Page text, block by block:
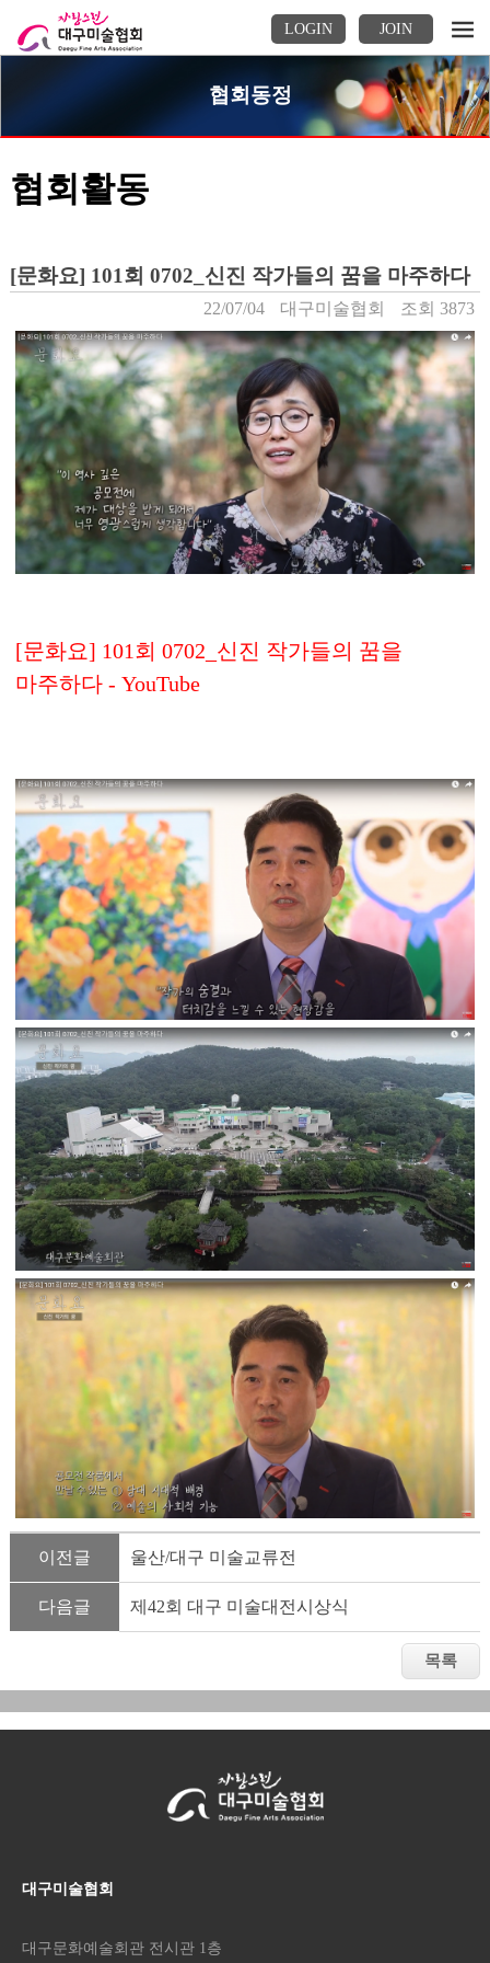
LOGIN JOIN
협회동정
협회활동
[문화요] 101회 0702_신진 작가들의 꿈을 마주하다
22/07/04 대구미술협회 조회 3873
[문화요] 101회 0702_신진 작가들의 꿈을
마주하다 - YouTube
이전글 울산/대구 미술교류전
다음글 제42회 대구 미술대전시상식
대구미술협회
대구문화예술회관 전시관 1층